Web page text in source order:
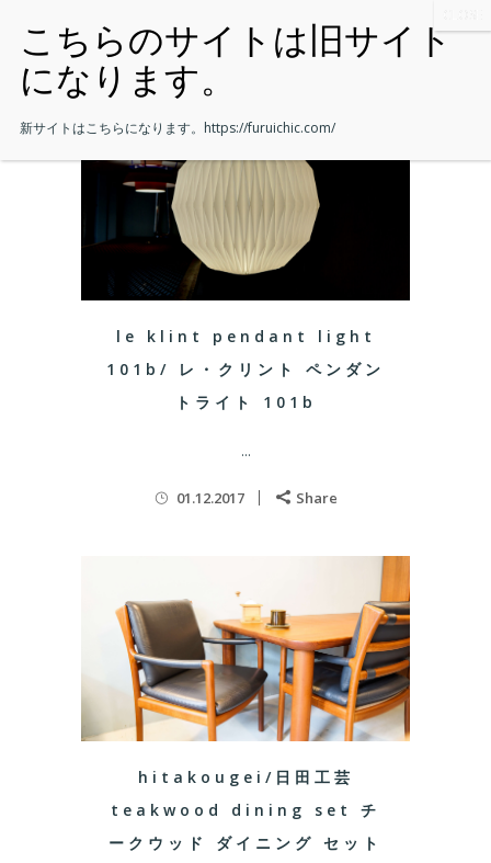
le klint pendant light
101b/ レ・クリント ペンダン
トライト 101b
...
01.12.2017 Share
hitakougei/日田工芸
teakwood dining set チ
ークウッド ダイニング セット
新サイトはこちらになります。 https://furuichic.com/